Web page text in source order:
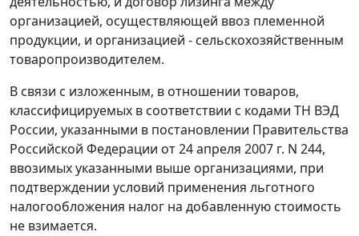
организацией, осуществляющей ввоз племенной
продукции, и организацией - сельскохозяйственным
товаропроизводителем.
В связи с изложенным, в отношении товаров,
классифицируемых в соответствии с кодами ТН ВЭД
России, указанными в постановлении Правительства
Российской Федерации от 24 апреля 2007 г. N 244,
ввозимых указанными выше организациями, при
подтверждении условий применения льготного
налогообложения налог на добавленную стоимость
не взимается.